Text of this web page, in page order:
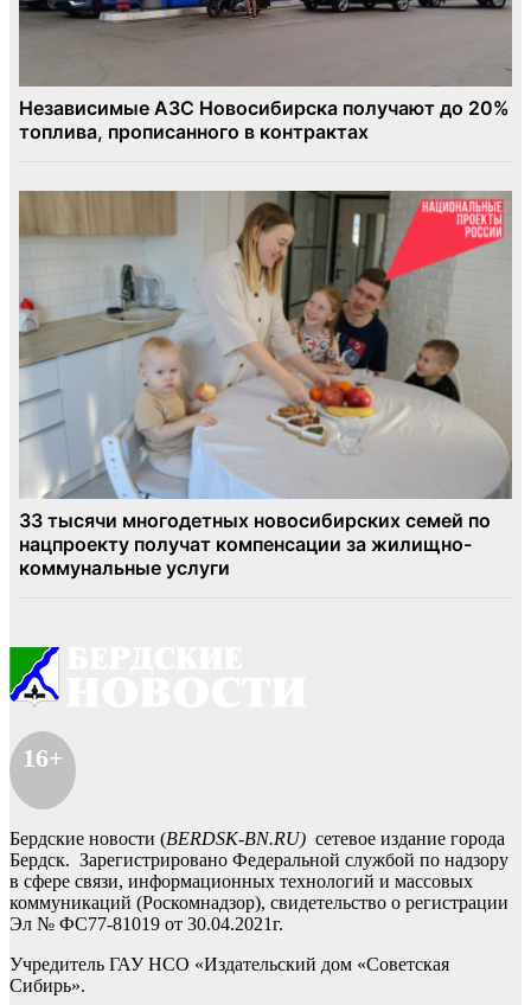
16+
Бердские новости (BERDSK-BN.RU) сетевое издание города
Бердск. Зарегистрировано Федеральной службой по надзору
в сфере связи, информационных технологий и массовых
коммуникаций (Роскомнадзор), свидетельство о регистрации
Эл № ФС77-81019 от 30.04.2021г.
Учредитель ГАУ НСО «Издательский дом «Советская
Сибирь».